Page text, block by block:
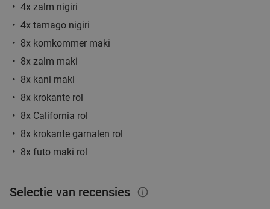
4x zalm nigiri
4x tamago nigiri
8x komkommer maki
8x zalm maki
8x kani maki
8x krokante rol
8x California rol
8x krokante garnalen rol
8x futo maki rol
Selectie van recensies info_outlined